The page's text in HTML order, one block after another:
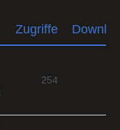
Zugriffe
254